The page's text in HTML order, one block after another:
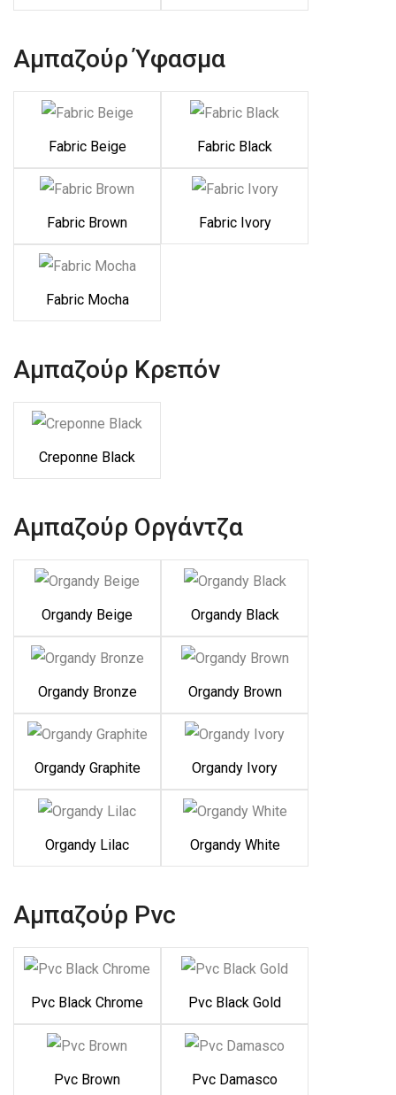
Αμπαζούρ Ύφασμα
Fabric Beige Fabric Black
Fabric Brown Fabric Ivory
Fabric Mocha
Αμπαζούρ Κρεπόν
Creponne Black
Αμπαζούρ Οργάντζα
Organdy Beige Organdy Black
Organdy Bronze Organdy Brown
Organdy Graphite Organdy Ivory
Organdy Lilac Organdy White
Αμπαζούρ Pvc
Pvc Black Chrome Pvc Black Gold
Pvc Brown Pvc Damasco